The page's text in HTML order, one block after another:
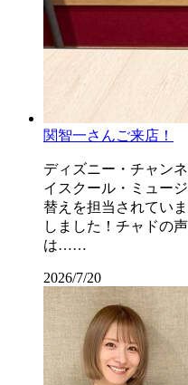
関智一さんご来店！
ディズニー・チャン
イスクール・ミュー
替えを担当されてい
しました！チャドの
は……
2026/7/20